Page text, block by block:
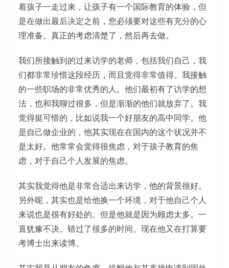
着孩子一走过来，让孩子有一个国际教育的体验，但
是在做出最后决定之前，您必须要对这些有充分的心
理准备。真正的考虑清楚了，然后再去做。
我们所接触到的过来访学的老师，包括我们自己，我
们都非常珍惜这段经历，而且觉得非常值得。我接触
的一些职场的非常优秀的人。他们最初有了访学的想
法，也和我聊过很多，但是渐渐的他们就放弃了。我
觉得挺可惜的，比如说我一个好朋友的高中同学。他
是自己做企业的，他其实现在在国内的这个状况并不
是太好。他常常会觉得很焦虑，对于孩子教育的焦
虑，对于自己个人发展的焦虑。
其实我觉得他是非常合适出来访学，他的背景很好。
另外呢，其实也是给他换一个环境，对于他自己个人
来说也是很有好处的。但是他就是因为顾虑太多。一
直犹豫不决。错过了很多的时间。现在他又在打算要
考博士出来读博。